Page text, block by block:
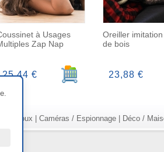
à Usages
Zap Nap
Ajouter au panier
25,44 €
Oreiller
de bois
23,88 €
Bijoux Caméras / Espionnage| Déco /